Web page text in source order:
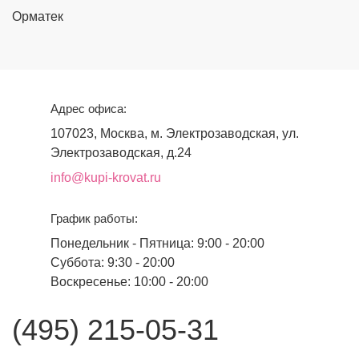
Орматек
Адрес офиса:
107023, Москва, м. Электрозаводская, ул.
Электрозаводская, д.24
info@kupi-krovat.ru
График работы:
Понедельник - Пятница: 9:00 - 20:00
Суббота: 9:30 - 20:00
Воскресенье: 10:00 - 20:00
(495) 215-05-31